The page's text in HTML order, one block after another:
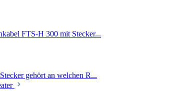
FTS-H 300 mit Stecker...
gehört an welchen R...